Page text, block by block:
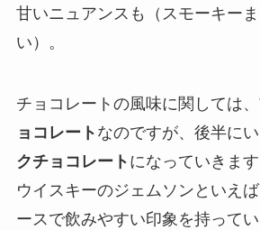
甘いニュアンスも（スモーキー
い）。
チョコレートの風味に関しては
ョコレート なのですが、後半に
クチョコレート になっていきま
ウイスキーのジェムソンといえ
ースで飲みやすい印象を持って